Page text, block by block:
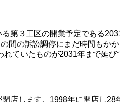
第３工区の開業予定である
間の訴訟調停にまだ時間もか
ていたものが2031年まで延
店します。1998年に開店し